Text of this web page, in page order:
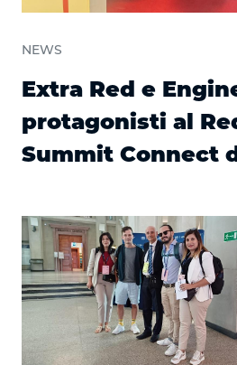
NEWS
Extra Red e
protagonisti al
Summit Connect